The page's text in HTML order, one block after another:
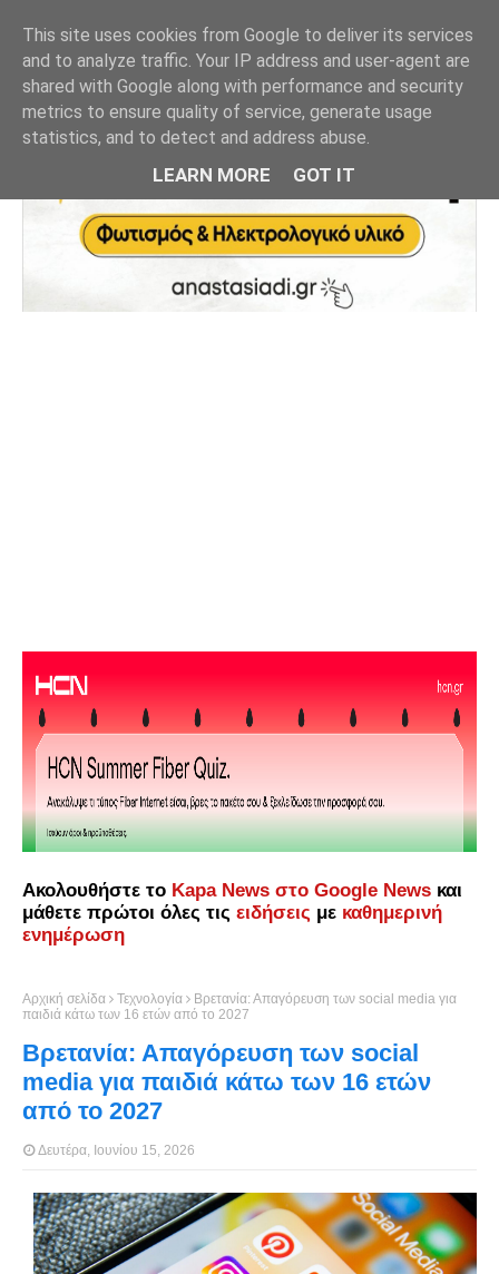
Ακολουθήστε το Kapa News στο Google News και
μάθετε πρώτοι όλες τις ειδήσεις με καθημερινή
ενημέρωση
Αρχική σελίδα Τεχνολογία
Βρετανία: Απαγόρευση των social media για
παιδιά κάτω των 16 ετών από το 2027
Βρετανία: Απαγόρευση των social
media για παιδιά κάτω των 16 ετών
από το 2027
Δευτέρα, Ιουνίου 15, 2026
This site uses cookies from Google to deliver its services
and to analyze traffic. Your IP address and user-agent are
shared with Google along with performance and security
metrics to ensure quality of service, generate usage
statistics, and to detect and address abuse.
LEARN MORE GOT IT